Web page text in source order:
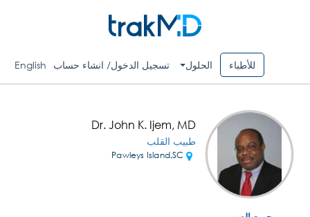
للأطباء الحلول تسجيل الدخول/ انشاء حساب English
Dr. John K. Ijem, MD
طبيب القلب